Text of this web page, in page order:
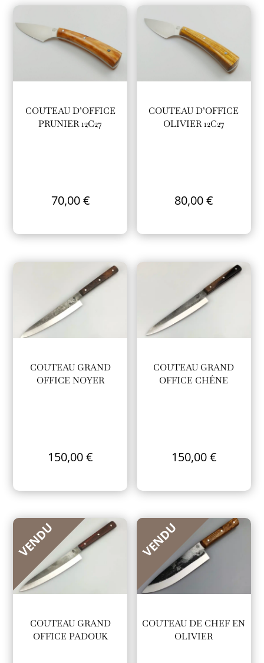
COUTEAU D’OFFICE
PRUNIER 12C27
70,00€
COUTEAU D’OFFICE
OLIVIER 12C27
80,00€
COUTEAU GRAND
OFFICE NOYER
150,00€
COUTEAU GRAND
OFFICE CHÊNE
150,00€
VENDU
COUTEAU GRAND
OFFICE PADOUK
VENDU
COUTEAU DE CHEF EN
OLIVIER